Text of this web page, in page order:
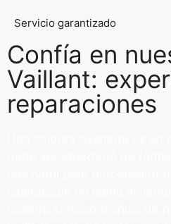
Servicio garantizado
Confía en
Vaillant:
reparaciones